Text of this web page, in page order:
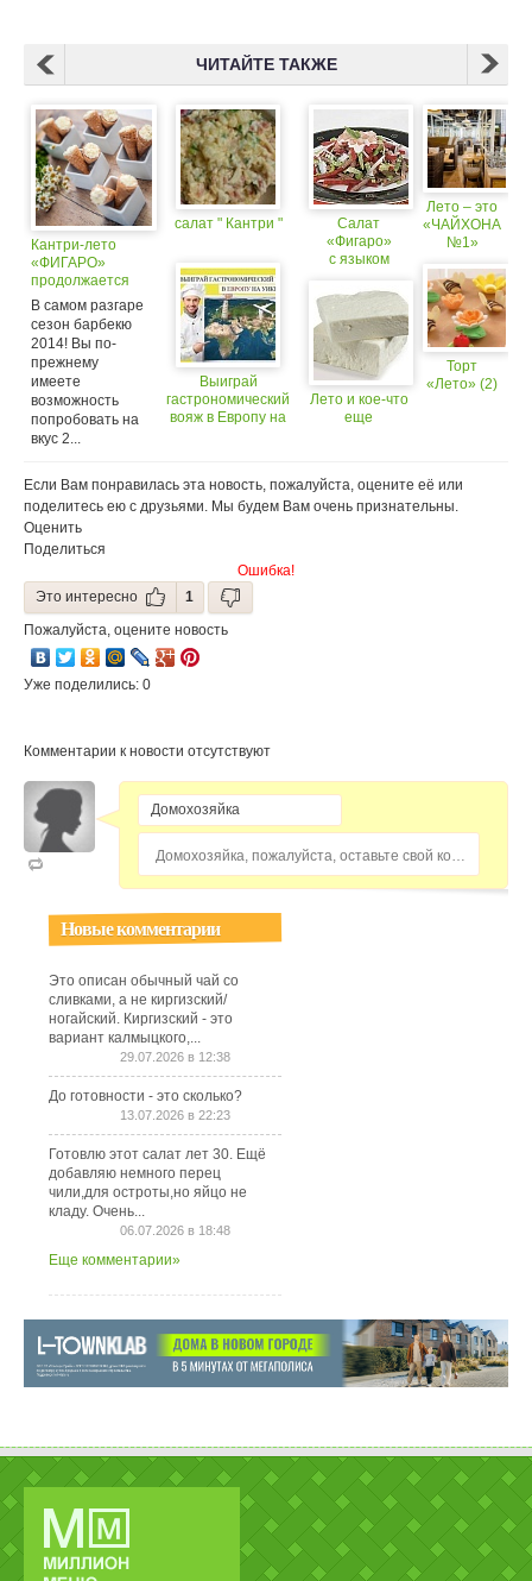
ЧИТАЙТЕ ТАКЖЕ
Кантри-лето
«ФИГАРО»
продолжается
В самом разгаре
сезон барбекю
2014! Вы по-
прежнему
имеете
возможность
попробовать на
вкус 2...
салат " Кантри "
Выиграй
гастрономический
вояж в Европу на
Салат
«Фигаро»
с языком
Лето и кое-что
еще
Лето – это
«ЧАЙХОНА
№1»
Торт
«Лето» (2)
Если Вам понравилась эта новость, пожалуйста, оцените её или
поделитесь ею с друзьями. Мы будем Вам очень признательны.
Оценить
Поделиться
Ошибка!
Это интересно
1
Пожалуйста, оцените новость
Уже поделились: 0
Комментарии к новости отсутствуют
Домохозяйка, пожалуйста, оставьте свой комментарий...
Новые комментарии
Это описан обычный чай со
сливками, а не киргизский/
ногайский. Киргизский - это
вариант калмыцкого,...
29.07.2026 в 12:38
До готовности - это сколько?
13.07.2026 в 22:23
Готовлю этот салат лет 30. Ещё
добавляю немного перец
чили,для остроты,но яйцо не
кладу. Очень...
06.07.2026 в 18:48
Еще комментарии»